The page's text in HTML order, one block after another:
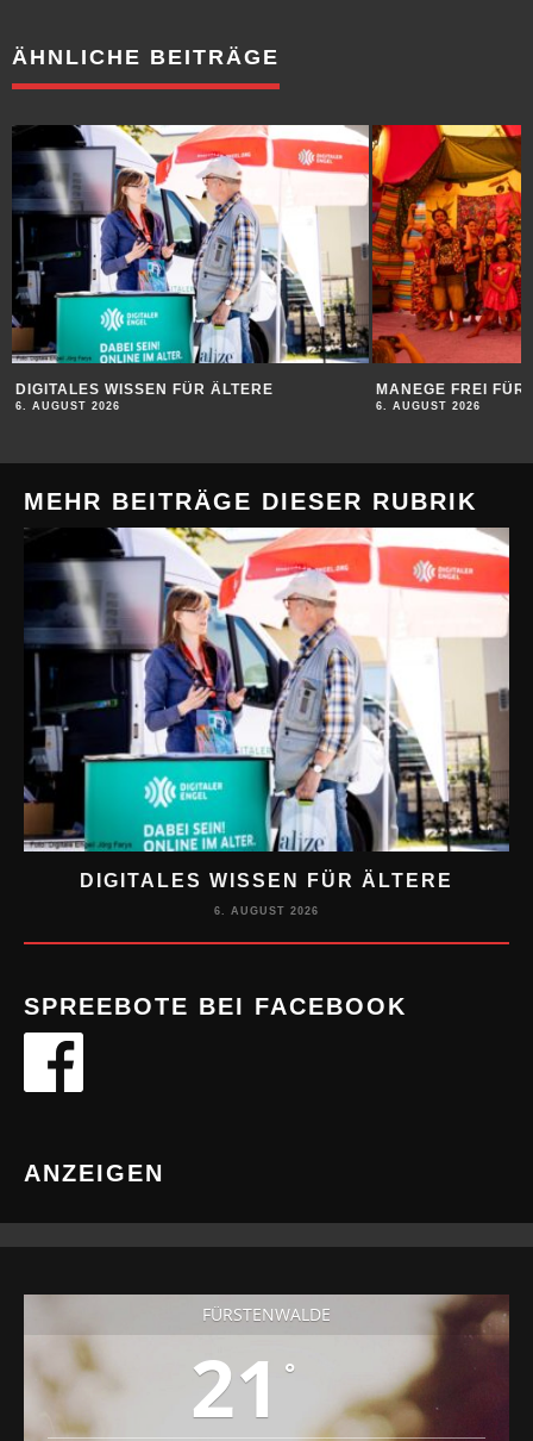
ÄHNLICHE BEITRÄGE
DIGITALES WISSEN FÜR ÄLTERE
6. AUGUST 2026
MANEGE FREI
6. AUGUST 2026
MEHR BEITRÄGE DIESER RUBRIK
DIGITALES WISSEN FÜR ÄLTERE
6. AUGUST 2026
SPREEBOTE BEI FACEBOOK
ANZEIGEN
FÜRSTENWALDE
21 °